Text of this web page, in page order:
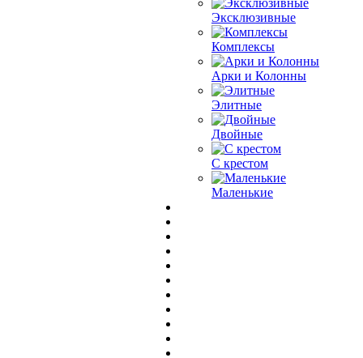
Эксклюзивные
Комплексы
Арки и Колонны
Элитные
Двойные
С крестом
Маленькие